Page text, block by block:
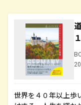
世界を４０年以上歩